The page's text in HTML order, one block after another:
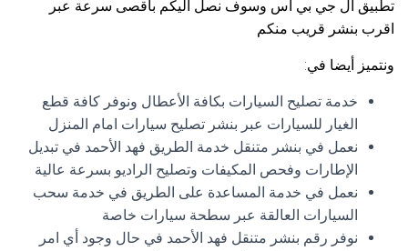
تطبيق ال جي بي اس وسوف نصل اليكم بأقصى سرعة عبر
اقرب بنشر قريب منكم
ونتميز أيضا في:
خدمة تصليح السيارات بكافة الأعطال ونوفر كافة قطع
الغيار للسيارات عبر بنشر تصليح سيارات امام المنزل
نعمل في بنشر متنقل خدمة الطريق فهد الأحمد في تبديل
الإطارات وفحص المكيفات وتصليح الراديو بسرعة عالية
نعمل في خدمة المساعدة على الطريق في خدمة سحب
السيارات العالقة عبر سطحة سيارات خاصة
نوفر رقم بنشر متنقل فهد الأحمد في حال وجود أي امر